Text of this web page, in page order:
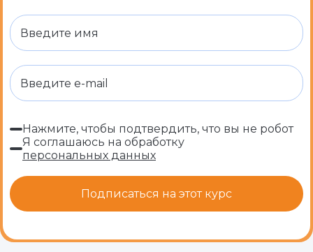
Нажмите, чтобы подтвердить, что вы не робот
Я соглашаюсь на обработку
персональных данных